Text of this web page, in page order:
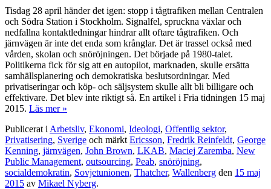
Tisdag 28 april händer det igen: stopp i tågtrafiken mellan Centralen
och Södra Station i Stockholm. Signalfel, spruckna växlar och
nedfallna kontaktledningar hindrar allt oftare tågtrafiken. Och
järnvägen är inte det enda som krånglar. Det är trassel också med
vården, skolan och snöröjningen. Det började på 1980-talet.
Politikerna fick för sig att en autopilot, marknaden, skulle ersätta
samhällsplanering och demokratiska beslutsordningar. Med
privatiseringar och köp- och säljsystem skulle allt bli billigare och
effektivare. Det blev inte riktigt så. En artikel i Fria tidningen 15 maj
2015. Läs mer »
Publicerat i Arbetsliv, Ekonomi, Ideologi, Offentlig sektor,
Privatisering, Sverige och märkt Ericsson, Fredrik Reinfeldt, George
Kenning, järnvägen, John Brown, LKAB, Maciej Zaremba, New
Public Management, outsourcing, Peab, snöröjning,
socialdemokratin, Sovjetunionen, Thatcher, Wallenberg den 15 maj
2015 av Mikael Nyberg.